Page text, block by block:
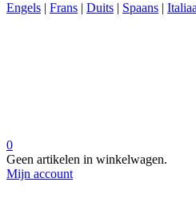
Engels | Frans | Duits | Spaans |
0
Geen artikelen in winkelwagen.
Mijn account